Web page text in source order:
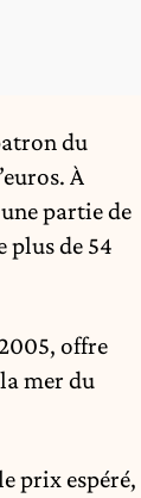
du
À
partie de
de 54
offre
mer du
prix espéré,